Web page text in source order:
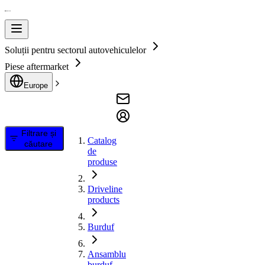
Soluții pentru sectorul autovehiculelor
Piese aftermarket
Europe
Filtrare și
căutare
Catalog
de
produse
Driveline
products
Burduf
Ansamblu